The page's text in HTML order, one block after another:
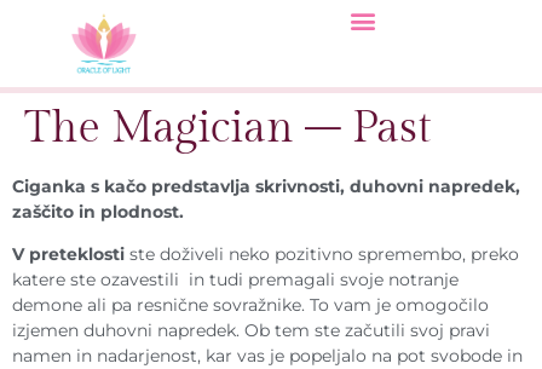
The Magician – Past
Ciganka s kačo predstavlja skrivnosti, duhovni napredek,
zaščito in plodnost.
V preteklosti ste doživeli neko pozitivno spremembo, preko
katere ste ozavestili in tudi premagali svoje notranje
demone ali pa resnične sovražnike. To vam je omogočilo
izjemen duhovni napredek. Ob tem ste začutili svoj pravi
namen in nadarjenost, kar vas je popeljalo na pot svobode in